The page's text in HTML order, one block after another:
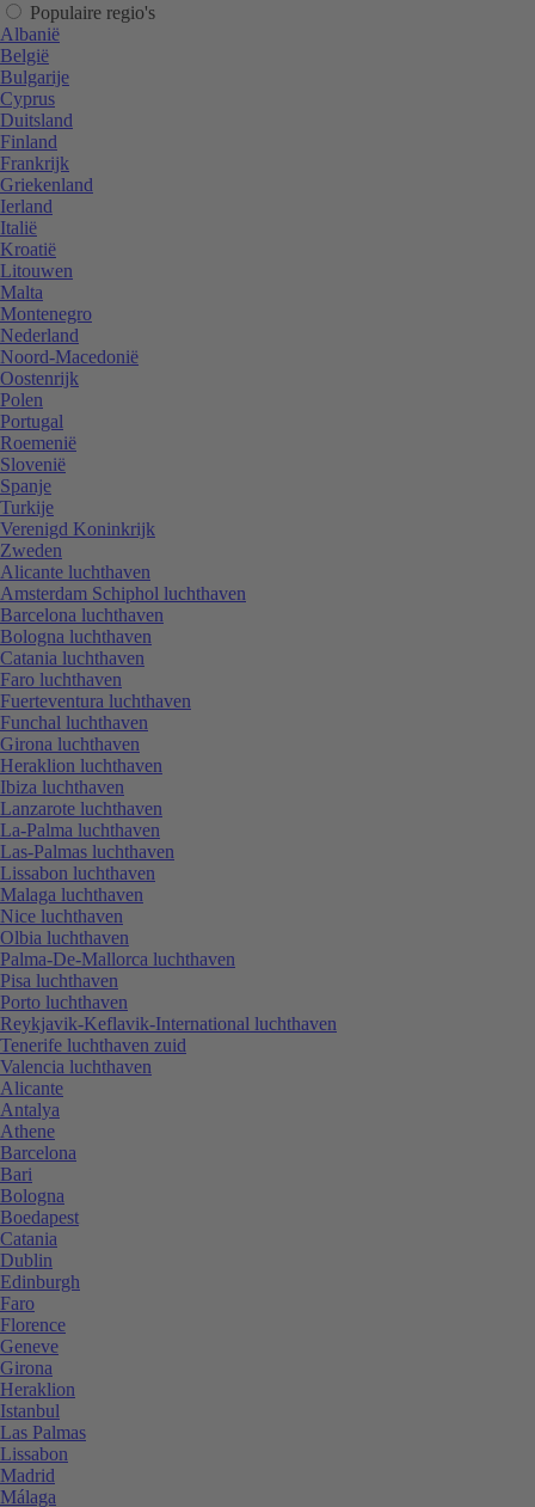
Populaire regio's
Albanië
België
Bulgarije
Cyprus
Duitsland
Finland
Frankrijk
Griekenland
Ierland
Italië
Kroatië
Litouwen
Malta
Montenegro
Nederland
Noord-Macedonië
Oostenrijk
Polen
Portugal
Roemenië
Slovenië
Spanje
Turkije
Verenigd Koninkrijk
Zweden
Alicante luchthaven
Amsterdam Schiphol luchthaven
Barcelona luchthaven
Bologna luchthaven
Catania luchthaven
Faro luchthaven
Fuerteventura luchthaven
Funchal luchthaven
Girona luchthaven
Heraklion luchthaven
Ibiza luchthaven
Lanzarote luchthaven
La-Palma luchthaven
Las-Palmas luchthaven
Lissabon luchthaven
Malaga luchthaven
Nice luchthaven
Olbia luchthaven
Palma-De-Mallorca luchthaven
Pisa luchthaven
Porto luchthaven
Reykjavik-Keflavik-International luchthaven
Tenerife luchthaven zuid
Valencia luchthaven
Alicante
Antalya
Athene
Barcelona
Bari
Bologna
Boedapest
Catania
Dublin
Edinburgh
Faro
Florence
Geneve
Girona
Heraklion
Istanbul
Las Palmas
Lissabon
Madrid
Málaga